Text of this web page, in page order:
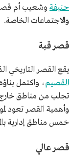
حنيفة وشعيب أم
والاجتماعات الخاصة.
قصر قبة
يقع القصر التاريخي
القصيم، واكتمل
تجلب من مناطق خارج
وأهمية القصر تعود
خمس مناطق إدارية
قصر عالي